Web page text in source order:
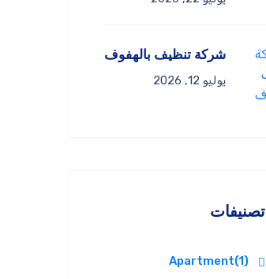
شركة تنظيف بالهفوف
يوليو 12, 2026
تصنيفات
Apartment(1)